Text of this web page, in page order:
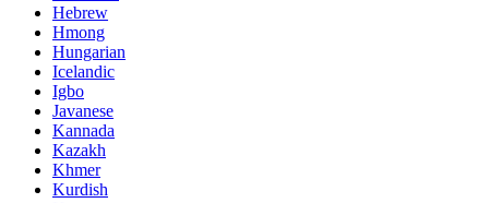
Hebrew
Hmong
Hungarian
Icelandic
Igbo
Javanese
Kannada
Kazakh
Khmer
Kurdish